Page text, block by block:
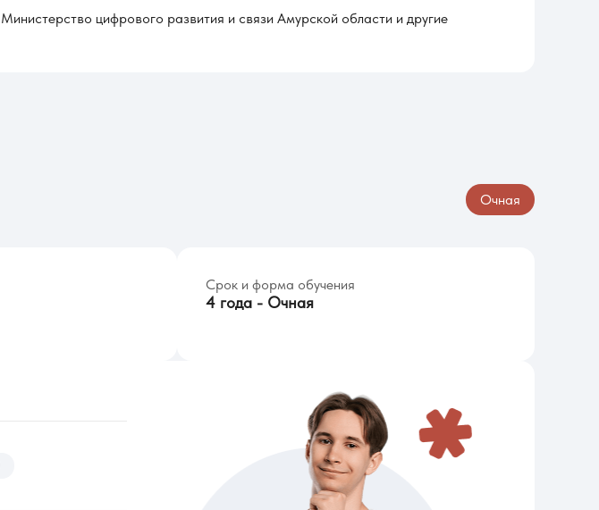
цифрового развития и связи Амурской области и другие
Очная
Срок и форма обучения
4 года - Очная